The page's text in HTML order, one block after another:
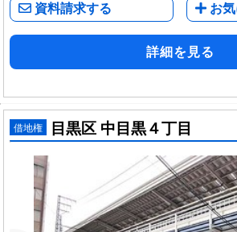
資料請求する お
詳細を見る
借地権 目黒区 中目黒４丁目